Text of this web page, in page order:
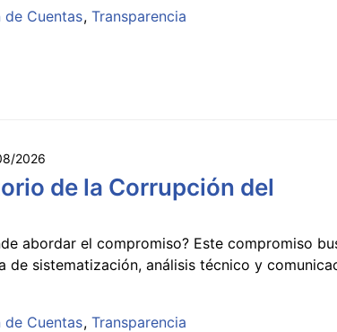
de Cuentas Transparencia
2026
de la Corrupción del
abordar el compromiso? Este compromiso
de sistematización, análisis técnico y
de Cuentas Transparencia